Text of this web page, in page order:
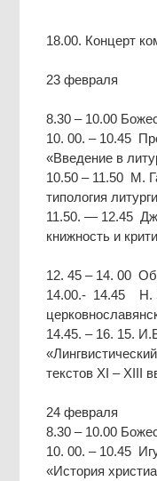
18.00. Концерт
23 февраля
8.30 – 10.00
10. 00. – 10.45
«Введение в
10.50 – 11.50 М.
типология
11.50. — 12.45
книжность и
12. 45 – 14. 00
14.00.- 14.45 Н.
14.45. – 16. 15.
текстов XI – XIII
24 февраля
8.30 – 10.00
10. 00. – 10.45
«История